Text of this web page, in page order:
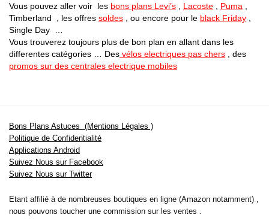
Vous pouvez aller voir les bons plans Levi’s , Lacoste , Puma ,
Timberland , les offres soldes , ou encore pour le black Friday ,
Single Day …
Vous trouverez toujours plus de bon plan en allant dans les
differentes catégories … Des vélos electriques pas chers , des
promos sur des centrales electrique mobiles
Bons Plans Astuces (Mentions Légales )
Politique de Confidentialité
Applications Android
Suivez Nous sur Facebook
Suivez Nous sur Twitter
Etant affilié à de nombreuses boutiques en ligne (Amazon notamment) ,
nous pouvons toucher une commission sur les ventes .